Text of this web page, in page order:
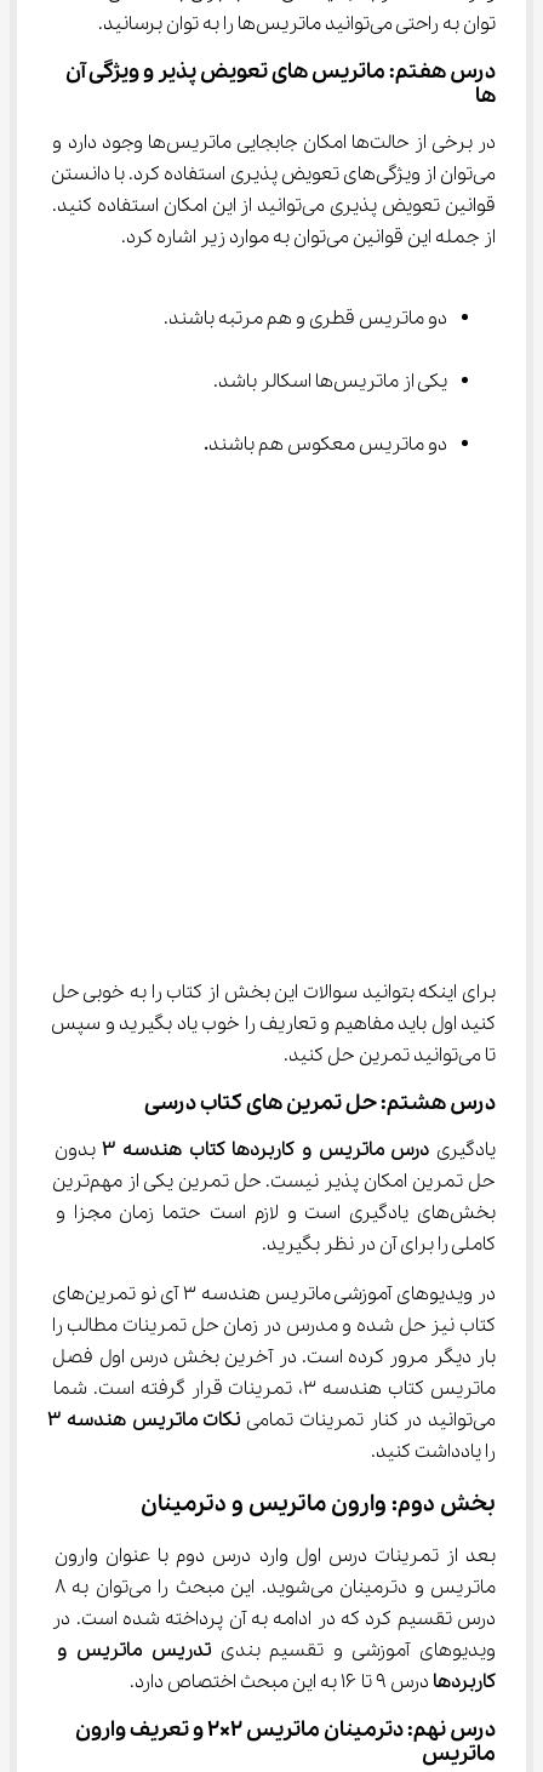
توان به راحتی می‌توانید ماتریس‌ها را به توان برسانید.
درس هفتم: ماتریس های تعویض پذیر و ویژگی آن
ها
در برخی از حالت‌ها امکان جابجایی ماتریس‌ها وجود دارد و
می‌توان از ویژگی‌های تعویض پذیری استفاده کرد. با دانستن
قوانین تعویض پذیری می‌توانید از این امکان استفاده کنید.
از جمله این قوانین می‌توان به موارد زیر اشاره کرد.
دو ماتریس قطری و هم مرتبه باشند.
یکی از ماتریس‌ها اسکالر باشد.
دو ماتریس معکوس هم باشند.
برای اینکه بتوانید سوالات این بخش از کتاب را به خوبی حل
کنید اول باید مفاهیم و تعاریف را خوب یاد بگیرید و سپس
تا می‌توانید تمرین حل کنید.
درس هشتم: حل تمرین های کتاب درسی
یادگیری درس ماتریس و کاربردها کتاب هندسه ۳
بدون
حل تمرین امکان پذیر نیست. حل تمرین یکی از مهم‌ترین
بخش‌های یادگیری است و لازم است حتما زمان مجزا و
کاملی را برای آن در نظر بگیرید.
در ویدیو‌های آموزشی ماتریس هندسه ۳ آی نو تمرین‌های
کتاب نیز حل شده و مدرس در زمان حل تمرینات مطالب را
بار دیگر مرور کرده است. در آخرین بخش درس اول فصل
ماتریس کتاب هندسه ۳، تمرینات قرار گرفته است. شما
می‌توانید در کنار تمرینات تمامی
نکات ماتریس هندسه ۳
را یادداشت کنید.
بخش دوم: وارون ماتریس و دترمینان
بعد از تمرینات درس اول وارد درس دوم با عنوان وارون
درس تقسیم کرد که در ادامه به آن پرداخته شده است. در
ویدیو‌های آموزشی و تقسیم بندی
تدریس ماتریس و
کاربردها درس ۹ تا ۱۶ به این مبحث اختصاص دارد.
درس نهم: دترمینان ماتریس 2×2 و تعریف وارون
ماتریس